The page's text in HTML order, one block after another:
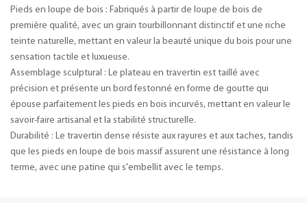
Pieds en loupe de bois : Fabriqués à partir de loupe de bois de
première qualité, avec un grain tourbillonnant distinctif et une riche
teinte naturelle, mettant en valeur la beauté unique du bois pour une
sensation tactile et luxueuse.
Assemblage sculptural : Le plateau en travertin est taillé avec
précision et présente un bord festonné en forme de goutte qui
épouse parfaitement les pieds en bois incurvés, mettant en valeur le
savoir-faire artisanal et la stabilité structurelle.
Durabilité : Le travertin dense résiste aux rayures et aux taches, tandis
que les pieds en loupe de bois massif assurent une résistance à long
terme, avec une patine qui s'embellit avec le temps.